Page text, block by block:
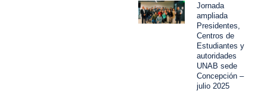
Jornada
ampliada
Presidentes,
Centros de
Estudiantes y
autoridades
UNAB sede
Concepción –
julio 2025